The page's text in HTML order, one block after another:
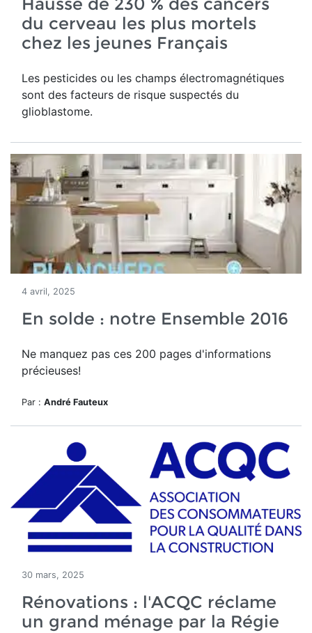
du cerveau les plus mortels
chez les jeunes Français
Les pesticides ou les champs électromagnétiques
sont des facteurs de risque suspectés du
glioblastome.
4 avril, 2025
En solde : notre Ensemble 2016
Ne manquez pas ces 200 pages d'informations
précieuses!
Par : André Fauteux
30 mars, 2025
Rénovations : l'ACQC réclame
un grand ménage par la Régie